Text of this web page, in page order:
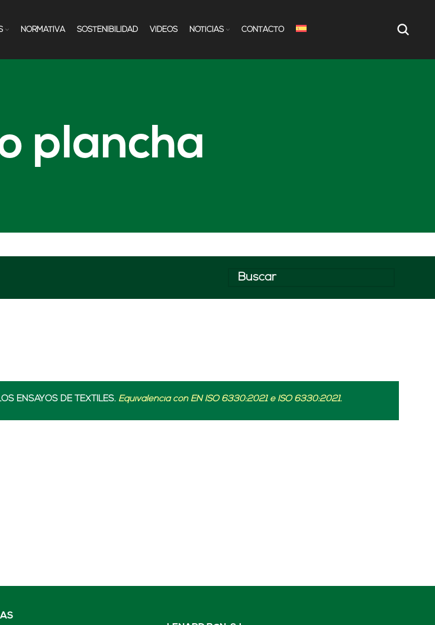
NORMATIVA SOSTENIBILIDAD VÍDEOS NOTÍCIAS CONTACTO
plancha
ENSAYOS DE TEXTILES. Equivalencia con EN ISO 6330:2021 e ISO 6330:2021.